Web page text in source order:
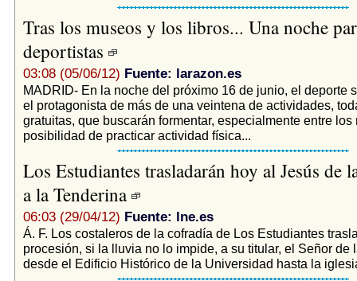
Tras los museos y los libros... Una noche
deportistas
03:08 (05/06/12) Fuente: larazon.es
MADRID- En la noche del próximo 16 de junio, el deporte
el protagonista de más de una veintena de actividades,
gratuitas, que buscarán formentar, especialmente entre los
posibilidad de practicar actividad física...
Los Estudiantes trasladarán hoy al Jesús de
a la Tenderina
06:03 (29/04/12) Fuente: lne.es
Á. F. Los costaleros de la cofradía de Los Estudiantes
procesión, si la lluvia no lo impide, a su titular, el Señor de
desde el Edificio Histórico de la Universidad hasta la